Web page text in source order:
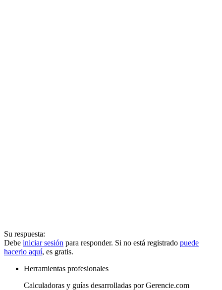
Su respuesta:
Debe iniciar sesión para responder. Si no está registrado puede
hacerlo aquí, es gratis.
Herramientas profesionales
Calculadoras y guías desarrolladas por Gerencie.com